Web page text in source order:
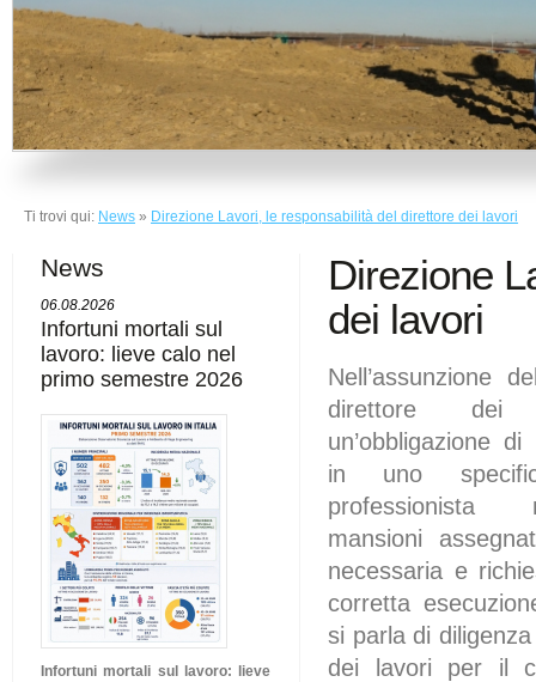
Ti trovi qui: News » Direzione Lavori, le responsabilità del direttore dei lavori
News
06.08.2026
Infortuni mortali sul
lavoro: lieve calo nel
primo semestre 2026
Infortuni mortali sul lavoro: lieve
Direzione
dei lavori
Nell’assunzione
direttore dei
un’obbligazione
in uno
professionista
mansioni
necessaria e
corretta
si parla di
dei lavori per il